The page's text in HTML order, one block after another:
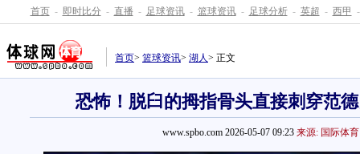
首页 - 即时比分 - 直播 - 足球资讯 - 篮球资讯 - 足球分析 - 英超 - 西甲 -
首页> 篮球资讯> 湖人> 正文
恐怖！脱臼的拇指骨头直接刺穿范
www.spbo.com 2026-05-07 09:23 来源: 国际体育